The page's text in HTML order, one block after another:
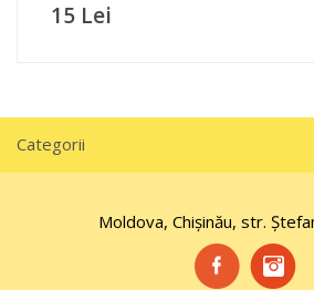
15 Lei
Categorii
Moldova, Chișinău, str.